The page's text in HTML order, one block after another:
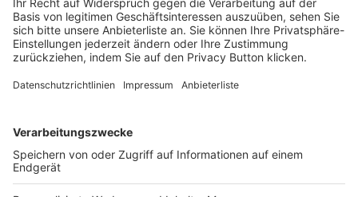
Login SpielPlus
FOLGE DEM BFV
TOP-VEREINE